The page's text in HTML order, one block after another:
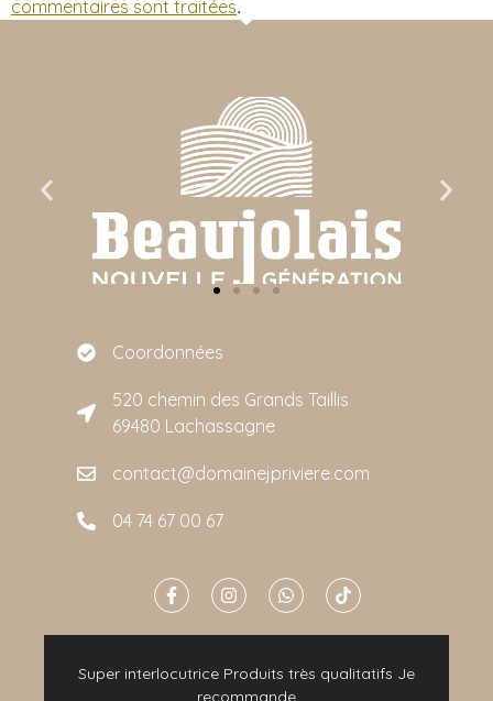
commentaires sont traitées.
Coordonnées
520 chemin des Grands Taillis
69480 Lachassagne
contact@domainejpriviere.com
04 74 67 00 67
Super interlocutrice Produits très qualitatifs Je
recommande